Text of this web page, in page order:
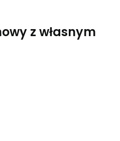
z własnym